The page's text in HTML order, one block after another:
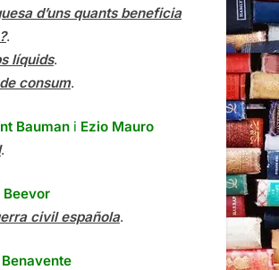
d’uns quants beneficia
.
líquids.
consum.
Bauman i Ezio Mauro
.
civil española.